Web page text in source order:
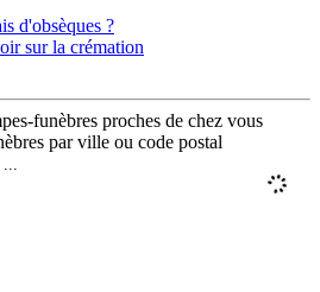
d'obsèques ?
sur la crémation
funèbres proches de chez vous
par ville ou code postal